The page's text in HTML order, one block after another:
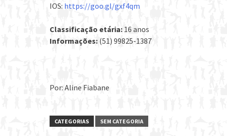
IOS: https://goo.gl/gxf4qm
Classificação etária: 16 anos
Informações: (51) 99825-1387
Por: Aline Fiabane
CATEGORIAS SEM CATEGORIA